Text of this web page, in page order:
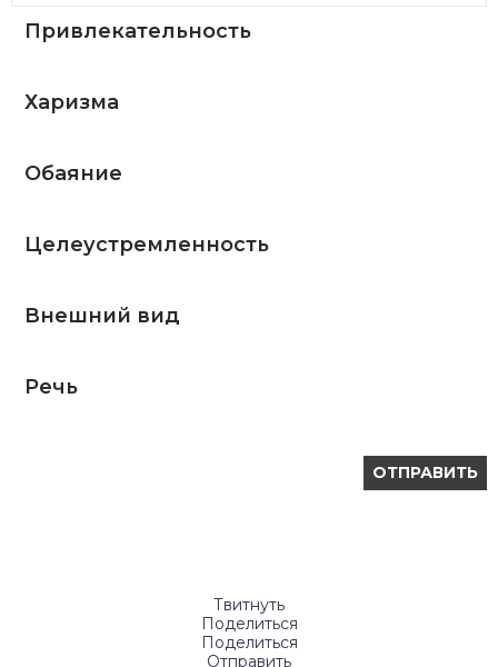
Привлекательность
Харизма
Обаяние
Целеустремленность
Внешний вид
Речь
Твитнуть
Поделиться
Поделиться
Отправить